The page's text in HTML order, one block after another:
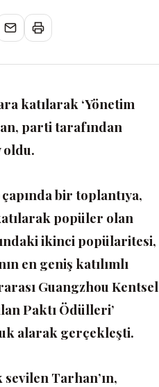
katılarak ‘Yönetim
parti tarafından
oldu.
bir toplantıya,
popüler olan
ikinci popülaritesi,
en geniş katılımlı
Guangzhou Kentsel
Paktı Ödülleri’
alarak gerçekleşti.
Tarhan’ın,